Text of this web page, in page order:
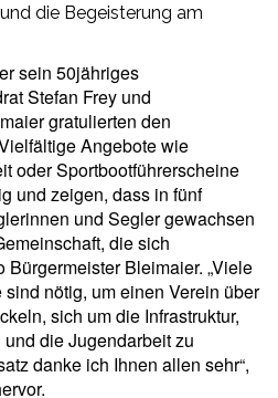
die Begeisterung am
sein 50jähriges
Stefan Frey und
gratulierten den
Angebote wie
oder Sportbootführerscheine
und zeigen, dass in fünf
und Segler gewachsen
die sich
Bürgermeister Bleimaier. „Viele
nötig, um einen Verein über
sich um die Infrastruktur,
die Jugendarbeit zu
danke ich Ihnen allen sehr“,